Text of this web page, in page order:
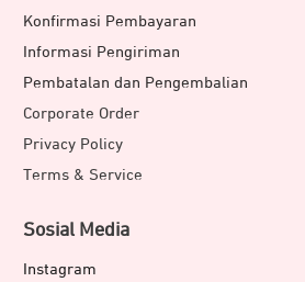
Konfirmasi Pembayaran
Informasi Pengiriman
Pembatalan dan Pengembalian
Corporate Order
Privacy Policy
Terms & Service
Sosial Media
Instagram